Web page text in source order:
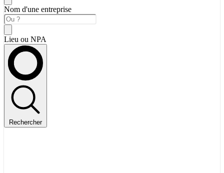
Nom d'une entreprise
Lieu ou NPA
Rechercher